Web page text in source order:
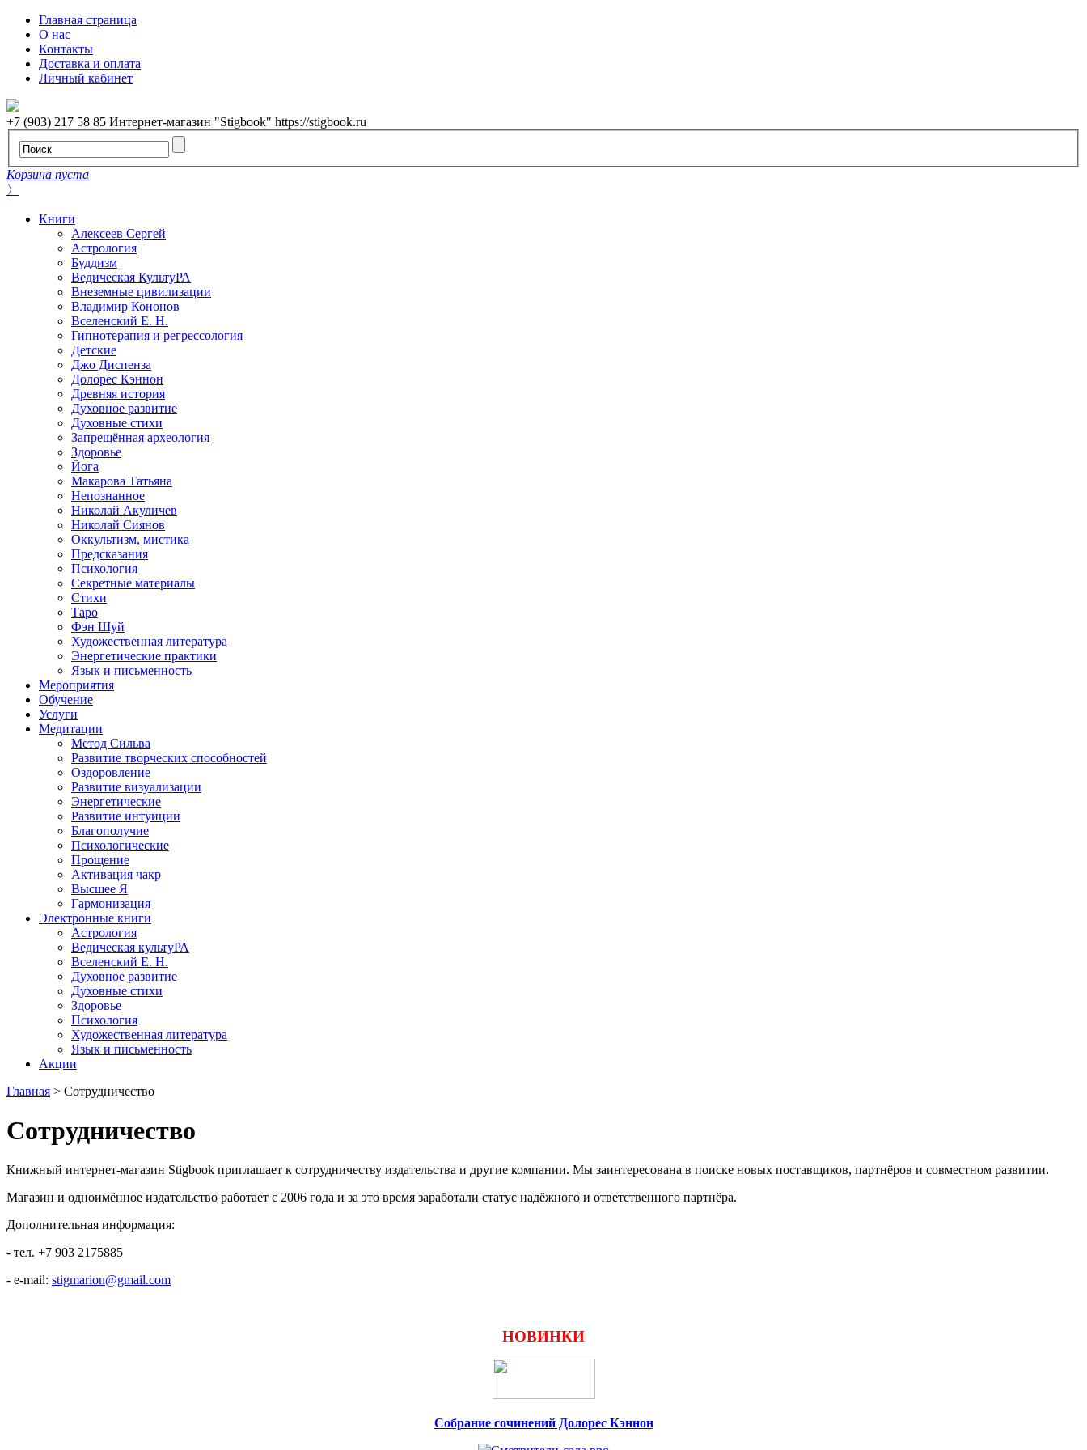
Главная страница
О нас
Контакты
Доставка и оплата
Личный кабинет
+7 (903) 217 58 85 Интернет-магазин "Stigbook" https://stigbook.ru
Корзина пуста
〉
Книги
Алексеев Сергей
Астрология
Буддизм
Ведическая КультуРА
Внеземные цивилизации
Владимир Кононов
Вселенский Е. Н.
Гипнотерапия и регрессология
Детские
Джо Диспенза
Долорес Кэннон
Древняя история
Духовное развитие
Духовные стихи
Запрещённая археология
Здоровье
Йога
Макарова Татьяна
Непознанное
Николай Акуличев
Николай Сиянов
Оккультизм, мистика
Предсказания
Психология
Секретные материалы
Стихи
Таро
Фэн Шуй
Художественная литература
Энергетические практики
Язык и письменность
Мероприятия
Обучение
Услуги
Медитации
Метод Сильва
Развитие творческих способностей
Оздоровление
Развитие визуализации
Энергетические
Развитие интуиции
Благополучие
Психологические
Прощение
Активация чакр
Высшее Я
Гармонизация
Электронные книги
Астрология
Ведическая культуРА
Вселенский Е. Н.
Духовное развитие
Духовные стихи
Здоровье
Психология
Художественная литература
Язык и письменность
Акции
Главная > Сотрудничество
Сотрудничество
Книжный интернет-магазин Stigbook приглашает к сотрудничеству издательства и другие компании. Мы заинтересована в поиске новых поставщиков, партнёров и совместном развитии.
Магазин и одноимённое издательство работает с 2006 года и за это время заработали статус надёжного и ответственного партнёра.
Дополнительная информация:
- тел. +7 903 2175885
- e-mail: stigmarion@gmail.com
НОВИНКИ
Собрание сочинений Долорес Кэннон